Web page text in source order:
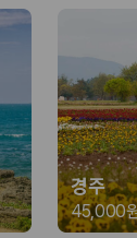
적합하며 보험 조
하며 인원수, 짐
진짜 가격비
금액이 달라질
금이 발생할 수 있
줄어드는 보험
경주
45,000